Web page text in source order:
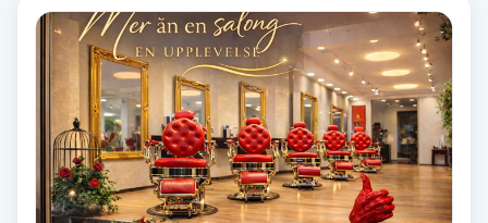
Käkledsbehandling
Kärlbehandling
Laserbehandling